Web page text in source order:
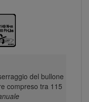
del bullone
compreso tra 115